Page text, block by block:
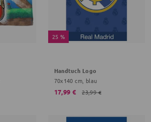
25 %
Handtuch Logo
70x140 cm, blau
17,99 € 23,99 €